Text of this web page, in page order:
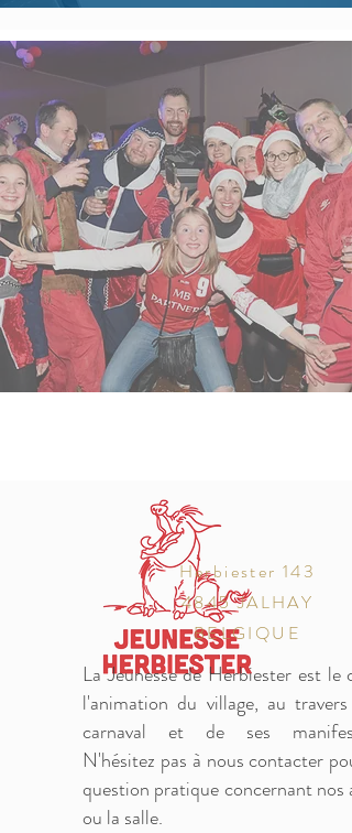
Herbiester 143
4845 JALHAY
BELGIQUE
La Jeunesse de Herbiester est le
l'animation du village, au travers
carnaval et de ses
N'hésitez pas à nous contacter
question pratique concernant nos
ou la salle.